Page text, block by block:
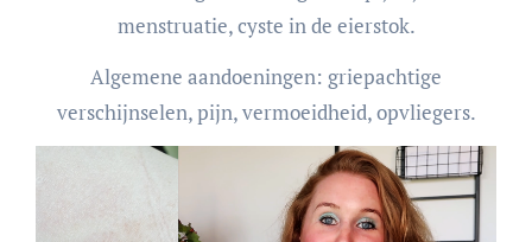
menstruatie, cyste in de eierstok.
Algemene aandoeningen: griepachtige
verschijnselen, pijn, vermoeidheid, opvliegers.